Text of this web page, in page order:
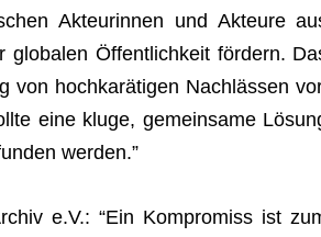
Akteu­rin­nen und Akteure
glo­ba­len Öffent­lich­keit för­dern.
von hoch­ka­rä­ti­gen Nach­läs­sen
eine kluge, gemein­same
werden.”
e.V.: “Ein Kom­pro­miss ist